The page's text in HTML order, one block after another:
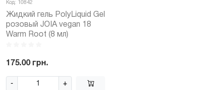
Код: 10842
Жидкий гель PolyLiquid Gel
розовый JOIA vegan 18
Warm Root (8 мл)
175.00 грн.
- +